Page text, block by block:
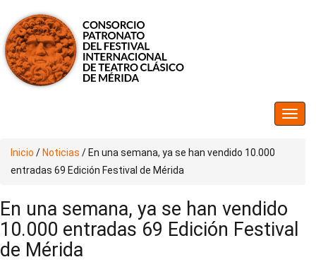
Inicio / Noticias / En una semana, ya se han vendido 10.000
entradas 69 Edición Festival de Mérida
En una semana, ya se han vendido
10.000 entradas 69 Edición Festival
de Mérida